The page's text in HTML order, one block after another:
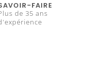
FAIRE
de 35 ans